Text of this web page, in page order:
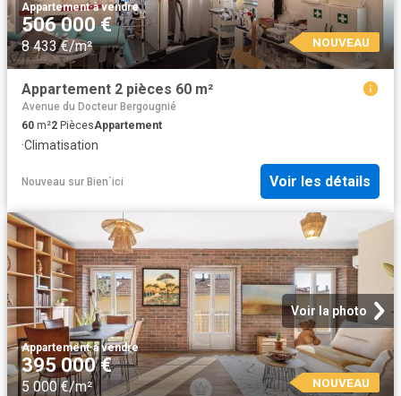
Appartement·à vendre
506 000 €
8 433 €/m² NOUVEAU
Appartement 2 pièces 60 m²
Avenue du Docteur Bergougnié
60 m²2 PiècesAppartement
·Climatisation
Nouveau sur Bien´ici Voir les détails
Voir la photo
Appartement·à vendre
395 000 €
5 000 €/m² NOUVEAU